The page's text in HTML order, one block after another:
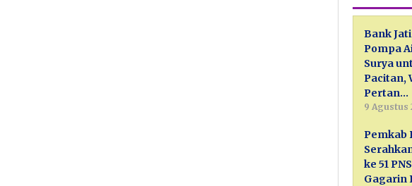
Bank
Pompa
Surya
Pacitan,
Pertan…
9 Agustus
Pemkab
ke 51
Gagarin